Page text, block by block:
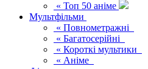
« Топ 50 аніме
Мультфільми
« Повнометражні
« Багатосерійні
« Короткі мультики
« Аніме